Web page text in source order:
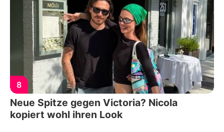
8
Neue Spitze gegen Victoria? Nicola
kopiert wohl ihren Look